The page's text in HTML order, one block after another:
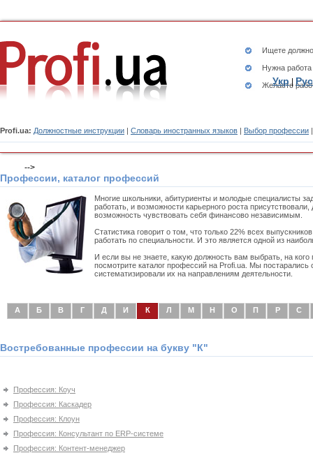
Ищете
Нужна
Желаете
Profi.ua: Должностные инструкции | Словарь иностранных языков | Выбор профессии
Укр| Рус
-->
Профессии, каталог профессий
Многие школьники, абитуриенты и молодые специалисты
работать, и возможности карьерного роста
возможность чувствовать себя финансово независимым.
Статистика говорит о том, что только 22% всех
работать по специальности. И это является одной из
И если вы не знаете, какую должность вам выбрать, на
посмотрите каталог профессий на Profi.ua. Мы
систематизировали их на направлениям деятельности.
А Б В Г Д И К Л М Н О П Р С
Востребованные профессии на букву "К"
Профессия: Коуч
Профессия: Каскадер
Профессия: Клоун
Профессия: Консультант по ERP-системе
Профессия: Контент-менеджер